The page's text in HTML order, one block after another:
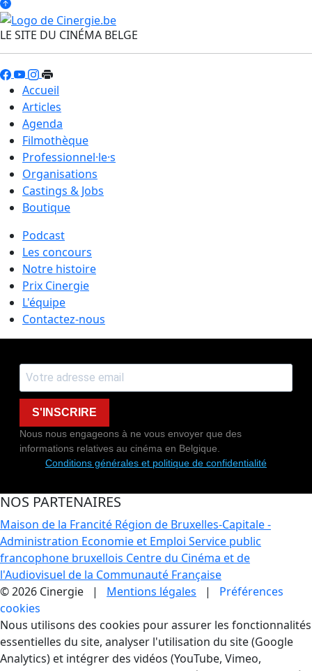
LE SITE DU CINÉMA BELGE
Accueil
Articles
Agenda
Filmothèque
Professionnel·le·s
Organisations
Castings & Jobs
Boutique
Podcast
Les concours
Notre histoire
Prix Cinergie
L'équipe
Contactez-nous
S'INSCRIRE
Nous nous engageons à ne vous envoyer que des
informations relatives au cinéma en Belgique.
Conditions générales et politique de confidentialité
NOS PARTENAIRES
Maison de la Francité Région de Bruxelles-Capitale -
Administration Economie et Emploi Service public
francophone bruxellois Centre du Cinéma et de
l'Audiovisuel de la Communauté Française
© 2026 Cinergie | Mentions légales | Préférences
cookies
Gestion des Cookies
Nous utilisons des cookies pour assurer les fonctionnalités
essentielles du site, analyser l'utilisation du site (Google
Analytics) et intégrer des vidéos (YouTube, Vimeo,